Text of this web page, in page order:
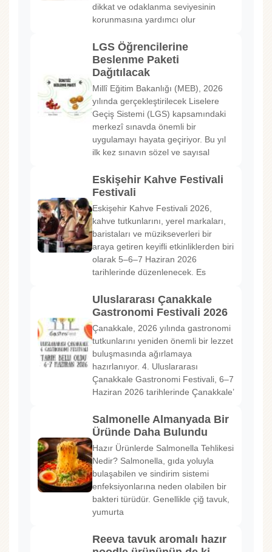
dikkat ve odaklanma seviyesinin
korunmasına yardımcı olur
LGS Öğrencilerine
Beslenme Paketi
Dağıtılacak
Millî Eğitim Bakanlığı (MEB), 2026
yılında gerçekleştirilecek Liselere
Geçiş Sistemi (LGS) kapsamındaki
merkezî sınavda önemli bir
uygulamayı hayata geçiriyor. Bu yıl
ilk kez sınavın sözel ve sayısal
Eskişehir Kahve Festivali
Festivali
Eskişehir Kahve Festivali 2026,
kahve tutkunlarını, yerel markaları,
baristaları ve müzikseverleri bir
araya getiren keyifli etkinliklerden biri
olarak 5–6–7 Haziran 2026
tarihlerinde düzenlenecek. Es
Uluslararası Çanakkale
Gastronomi Festivali 2026
Çanakkale, 2026 yılında gastronomi
tutkunlarını yeniden önemli bir lezzet
buluşmasında ağırlamaya
hazırlanıyor. 4. Uluslararası
Çanakkale Gastronomi Festivali, 6–7
Haziran 2026 tarihlerinde Çanakkale’
Salmonelle Almanyada Bir
Üründe Daha Bulundu
Hazır Ürünlerde Salmonella Tehlikesi
Nedir? Salmonella, gıda yoluyla
bulaşabilen ve sindirim sistemi
enfeksiyonlarına neden olabilen bir
bakteri türüdür. Genellikle çiğ tavuk,
yumurta
Reeva tavuk aromalı hazır